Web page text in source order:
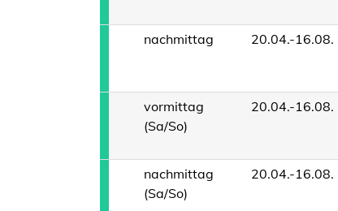
nachmittag 20.04.-16.08.
vormittag
(Sa/So)
20.04.-16.08.
nachmittag
(Sa/So)
20.04.-16.08.